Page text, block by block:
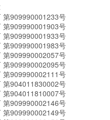
第909990001233号
第909990001903号
第909990001933号
第909990001983号
第909990002057号
第909990002095号
第909990002111号
第904011830002号
第904011810007号
第909990002146号
第909990002149号